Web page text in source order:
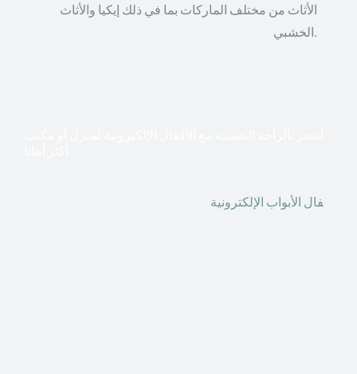
الأثاث من مختلف الماركات بما في ذلك إيكيا والأثاث
الخشبي.
فال الأبواب الإلكترونية